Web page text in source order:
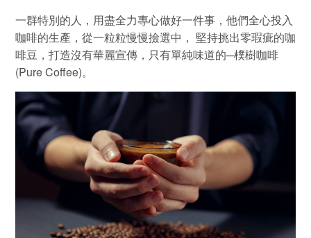
一群特別的人，用盡全力專心做好一件事，他們全心投入
咖啡的生產，從一粒粒慢慢撿選中， 堅持挑出零瑕疵的咖
啡豆，打造沒有華麗宣傳，只有單純味道的─樸樹咖啡
(Pure Coffee)。